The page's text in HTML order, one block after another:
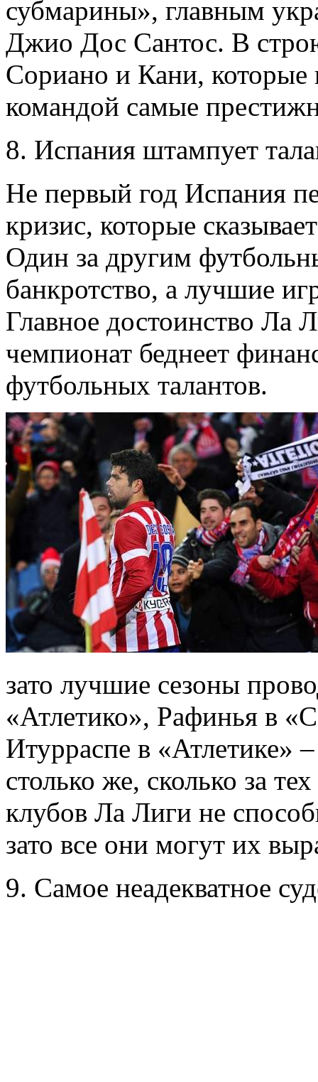
субмарины», главным
Джио Дос Сантос. В
Сориано и Кани, которые
командой самые
8. Испания штампует
Не первый год Испания
кризис, которые
Один за другим
банкротство, а лучшие
Главное достоинство Ла
чемпионат беднеет
футбольных талантов.
зато лучшие сезоны
«Атлетико», Рафинья в
Итурраспе в «Атлетике»
столько же, сколько за
клубов Ла Лиги не
зато все они могут их
9. Самое неадекватное